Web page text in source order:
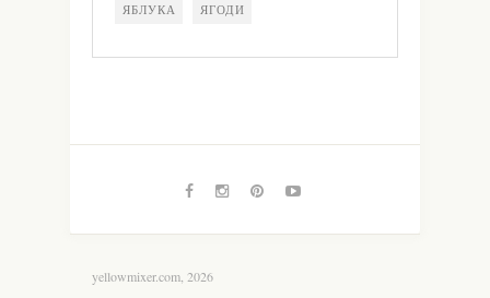
ЯБЛУКА ЯГОДИ
yellowmixer.com, 2026